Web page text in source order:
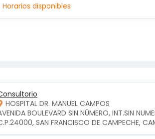
Horarios disponibles
HOSPITAL DR. MANUEL CAMPOS
BOULEVARD SIN NÚMERO, INT.SIN
SAN FRANCISCO DE CAMPECHE,